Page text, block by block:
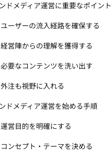
ドメディア運営に重要なポイント
ユーザーの流入経路を確保する
経営陣からの理解を獲得する
必要なコンテンツを洗い出す
外注も視野に入れる
ドメディア運営を始める手順
運営目的を明確にする
コンセプト・テーマを決める